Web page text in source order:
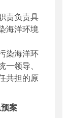
责负责具
海洋环境
海洋环
领导、
共担的原
案